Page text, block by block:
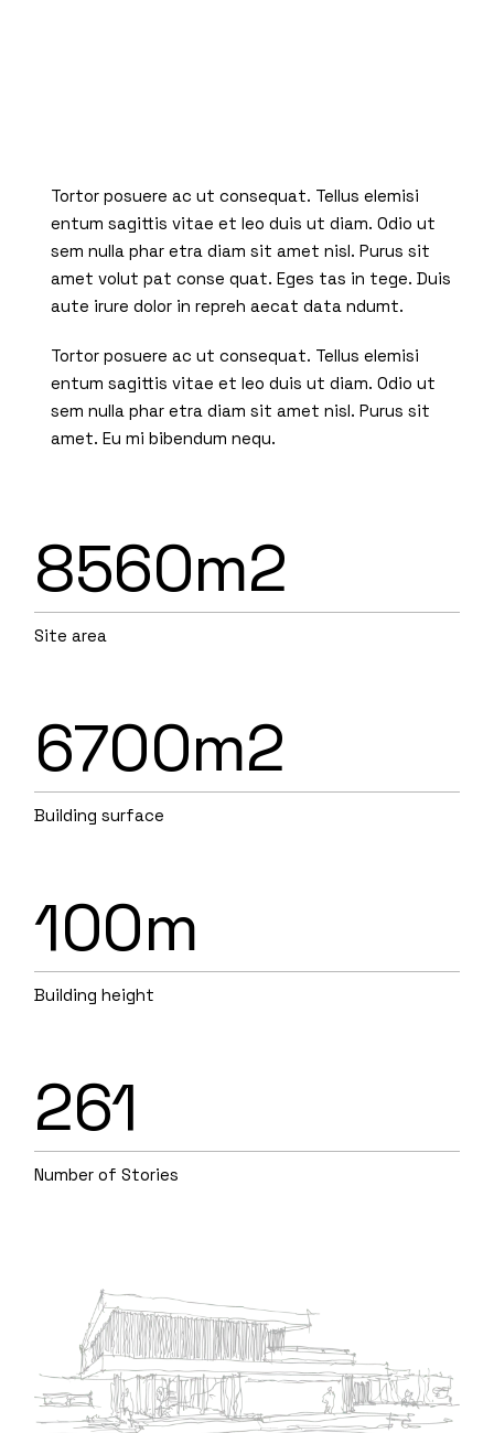
Tortor posuere ac ut consequat. Tellus elemisi
entum sagittis vitae et leo duis ut diam. Odio ut
sem nulla phar etra diam sit amet nisl. Purus sit
amet volut pat conse quat. Eges tas in tege. Duis
aute irure dolor in repreh aecat data ndumt.
Tortor posuere ac ut consequat. Tellus elemisi
entum sagittis vitae et leo duis ut diam. Odio ut
sem nulla phar etra diam sit amet nisl. Purus sit
amet. Eu mi bibendum nequ.
8560m2
Site area
6700m2
Building surface
100m
Building height
261
Number of Stories